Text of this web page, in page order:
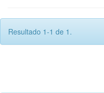
Resultado 1-1 de 1.